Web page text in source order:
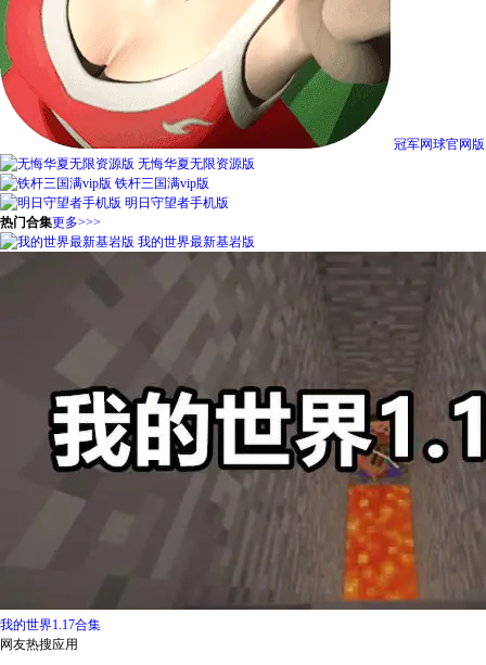
冠军网球官网版
无悔华夏无限资源版
铁杆三国满vip版
明日守望者手机版
热门合集更多>>>
我的世界最新基岩版
我的世界1.17合集
网友热搜应用